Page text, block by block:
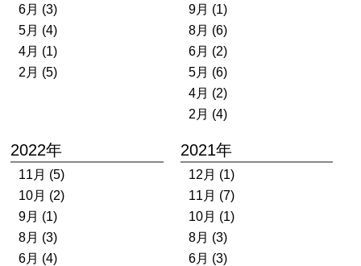
6月 (3)
5月 (4)
4月 (1)
2月 (5)
9月 (1)
8月 (6)
6月 (2)
5月 (6)
4月 (2)
2月 (4)
2022年
11月 (5)
10月 (2)
9月 (1)
8月 (3)
6月 (4)
2021年
12月 (1)
11月 (7)
10月 (1)
8月 (3)
6月 (3)